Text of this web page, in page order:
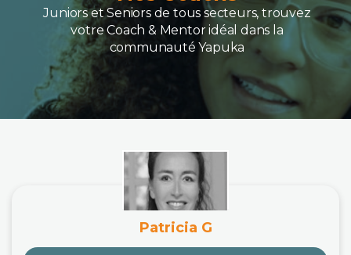
Juniors et Seniors de tous secteurs, trouvez
votre Coach & Mentor idéal dans la
communauté Yapuka
Patricia G